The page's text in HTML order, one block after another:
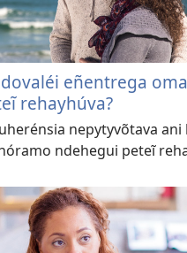
eñentrega
rehayhúva?
nepytyvõtava ani
ndehegui peteĩ